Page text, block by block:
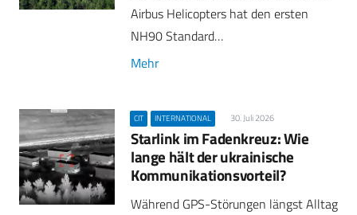
Airbus Helicopters hat den ersten
NH90 Standard…
Mehr
CIT INTERNATIONAL 30. Juli 2026
Starlink im Fadenkreuz: Wie
lange hält der ukrainische
Kommunikationsvorteil?
Während GPS-Störungen längst Alltag